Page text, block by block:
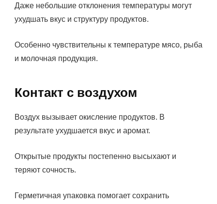
Даже небольшие отклонения температуры могут
ухудшать вкус и структуру продуктов.
Особенно чувствительны к температуре мясо, рыба
и молочная продукция.
Контакт с воздухом
Воздух вызывает окисление продуктов. В
результате ухудшается вкус и аромат.
Открытые продукты постепенно высыхают и
теряют сочность.
Герметичная упаковка помогает сохранить